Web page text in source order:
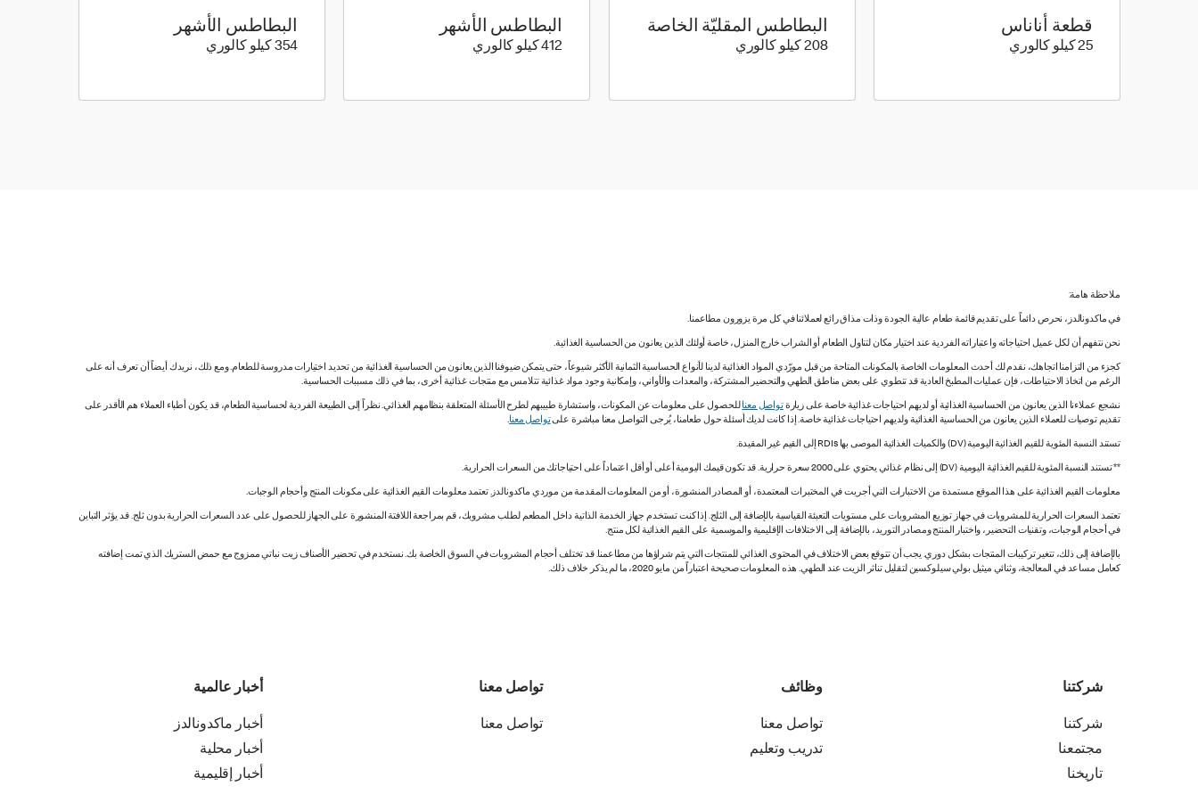
قطعة أناناس
25 كيلو كالوري 25 كيلو سعرة حرارية
البطاطس المقليّة الخاصة
208 كيلو كالوري
البطاطس الأشهر
412 كيلو كالوري 412 كيلو سعرة حرارية
البطاطس الأشهر
354 كيلو كالوري
ملاحظة هامة:
في ماكدونالدز، نحرص دائماً على تقديم قائمة طعام عالية الجودة وذات مذاق رائع لعملائنا في كل مرة يزورون مطاعمنا.
نحن نتفهم أن لكل عميل احتياجاته واعتباراته الفردية عند اختيار مكان لتناول الطعام أو الشراب خارج المنزل، خاصة أولئك الذين يعانون من الحساسية الغذائية.
كجزء من التزامنا اتجاهك، نقدم لك أحدث المعلومات الخاصة بالمكونات المتاحة من قبل مورّدي المواد الغذائية لدينا لأنواع الحساسية الثمانية الأكثر شيوعاً، حتى يتمكن ضيوفنا الذين يعانون من الحساسية الغذائية من تحديد اختيارات مدروسة للطعام. ومع ذلك، نريدك أيضاً أن تعرف أنه على
الرغم من اتخاذ الاحتياطات، فإن عمليات المطبخ العادية قد تنطوي على بعض مناطق الطهي والتحضير المشتركة، والمعدات والأواني، وإمكانية وجود مواد غذائية تتلامس مع منتجات غذائية أخرى، بما في ذلك مسببات الحساسية.
نشجع عملاءنا الذين يعانون من الحساسية الغذائية أو لديهم احتياجات غذائية خاصة على زيارةتواصل معناللحصول على معلومات عن المكونات، واستشارة طبيبهم لطرح الأسئلة المتعلقة بنظامهم الغذائي. نظراً إلى الطبيعة الفردية لحساسية الطعام، قد يكون أطباء العملاء هم الأقدر على
تقديم توصيات للعملاء الذين يعانون من الحساسية الغذائية ولديهم احتياجات غذائية خاصة. إذا كانت لديك أسئلة حول طعامنا، يُرجى التواصل معنا مباشرة علىتواصل معنا.
تستند النسبة المئوية للقيم الغذائية اليومية (DV) والكميات الغذائية الموصى بها RDIs إلى القيم غير المقيدة.
** تستند النسبة المئوية للقيم الغذائية اليومية (DV) إلى نظام غذائي يحتوي على 2000 سعرة حرارية. قد تكون قيمك اليومية أعلى أو أقل اعتماداً على احتياجاتك من السعرات الحرارية.
معلومات القيم الغذائية على هذا الموقع مستمدة من الاختبارات التي أجريت في المختبرات المعتمدة، أو المصادر المنشورة، أو من المعلومات المقدمة من موردي ماكدونالدز. تعتمد معلومات القيم الغذائية على مكونات المنتج وأحجام الوجبات.
تعتمد السعرات الحرارية للمشروبات في جهاز توزيع المشروبات على مستويات التعبئة القياسية بالإضافة إلى الثلج. إذا كنت تستخدم جهاز الخدمة الذاتية داخل المطعم لطلب مشروبك، قم بمراجعة اللافتة المنشورة على الجهاز للحصول على عدد السعرات الحرارية بدون ثلج. قد يؤثر التباين
في أحجام الوجبات، وتقنيات التحضير، واختبار المنتج ومصادر التوريد، بالإضافة إلى الاختلافات الإقليمية والموسمية على القيم الغذائية لكل منتج.
بالإضافة إلى ذلك، تتغير تركيبات المنتجات بشكل دوري. يجب أن تتوقع بعض الاختلاف في المحتوى الغذائي للمنتجات التي يتم شراؤها من مطاعمنا. قد تختلف أحجام المشروبات في السوق الخاصة بك. نستخدم في تحضير الأصناف زيت نباتي ممزوج مع حمض الستريك الذي تمت إضافته
كعامل مساعد في المعالجة، وثنائي ميثيل بولي سيلوكسين لتقليل تناثر الزيت عند الطهي. هذه المعلومات صحيحة اعتباراً من مايو 2020، ما لم يذكر خلاف ذلك.
شركتنا
شركتنا
مجتمعنا
تاريخنا
وظائف
تواصل معنا
تدريب وتعليم
تواصل معنا
تواصل معنا
أخبار عالمية
أخبار ماكدونالدز
أخبار محلية
أخبار إقليمية